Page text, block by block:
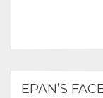
EPAN’S